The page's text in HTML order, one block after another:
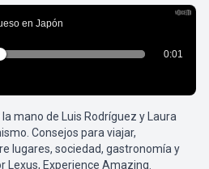
mano de Luis Rodríguez y Laura
Consejos para viajar,
lugares, sociedad, gastronomía y
Experience Amazing.